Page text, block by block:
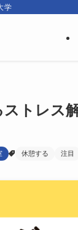
学
トレス
休憩する 注目